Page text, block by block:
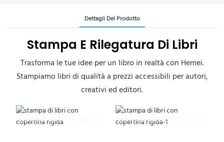
Dettagli Del Prodotto
Stampa E Rilegatura Di Libri
Trasforma le tue idee per un libro in realtà con Hemei.
Stampiamo libri di qualità a prezzi accessibili per autori,
creativi ed editori.
stampa di libri con copertina
stampa di libri con copertina